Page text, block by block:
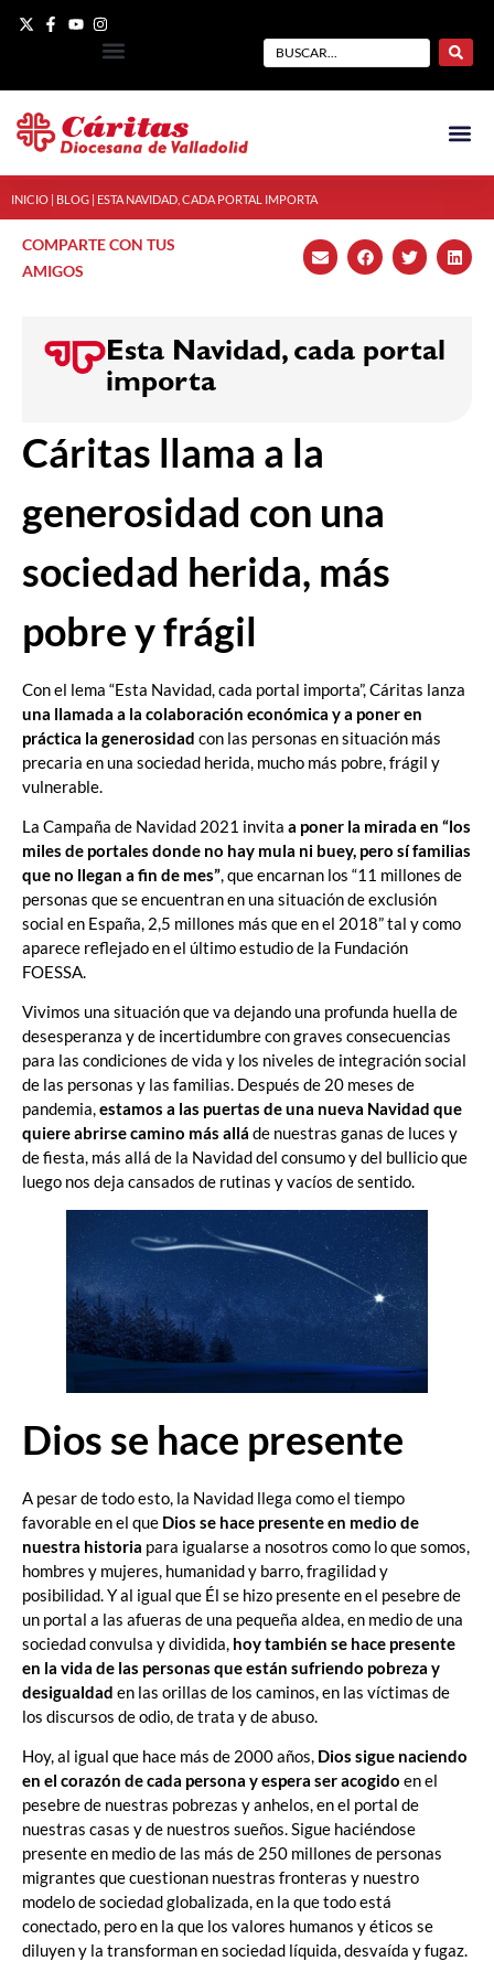
INICIO BLOG ESTA NAVIDAD, CADA PORTAL IMPORTA
COMPARTE CON TUS
AMIGOS
Esta Navidad, cada portal
importa
Cáritas llama a la
generosidad con una
sociedad herida, más
pobre y frágil
Con el lema “Esta Navidad, cada portal importa”, Cáritas lanza
una llamada a la colaboración económica y a poner en
práctica la generosidad con las personas en situación más
precaria en una sociedad herida, mucho más pobre, frágil y
vulnerable.
La Campaña de Navidad 2021 invita a poner la mirada en “los
miles de portales donde no hay mula ni buey, pero sí familias
que no llegan a fin de mes”, que encarnan los “11 millones de
personas que se encuentran en una situación de exclusión
social en España, 2,5 millones más que en el 2018” tal y como
aparece reflejado en el último estudio de la Fundación
FOESSA.
Vivimos una situación que va dejando una profunda huella de
desesperanza y de incertidumbre con graves consecuencias
para las condiciones de vida y los niveles de integración social
de las personas y las familias. Después de 20 meses de
pandemia,estamos a las puertas de una nueva Navidad que
quiere abrirse camino más allá de nuestras ganas de luces y
de fiesta, más allá de la Navidad del consumo y del bullicio que
luego nos deja cansados de rutinas y vacíos de sentido.
Dios se hace presente
A pesar de todo esto, la Navidad llega como el tiempo
favorable en el que Dios se hace presente en medio de
nuestra historia para igualarse a nosotros como lo que somos,
hombres y mujeres, humanidad y barro, fragilidad y
posibilidad. Y al igual que Él se hizo presente en el pesebre de
un portal a las afueras de una pequeña aldea, en medio de una
sociedad convulsa y dividida, hoy también se hace presente
en la vida de las personas que están sufriendo pobreza y
desigualdad en las orillas de los caminos, en las víctimas de
los discursos de odio, de trata y de abuso.
Hoy, al igual que hace más de 2000 años, Dios sigue naciendo
en el corazón de cada persona y espera ser acogido en el
pesebre de nuestras pobrezas y anhelos, en el portal de
nuestras casas y de nuestros sueños. Sigue haciéndose
presente en medio de las más de 250 millones de personas
migrantes que cuestionan nuestras fronteras y nuestro
modelo de sociedad globalizada, en la que todo está
conectado, pero en la que los valores humanos y éticos se
diluyen y la transforman en sociedad líquida, desvaída y fugaz.